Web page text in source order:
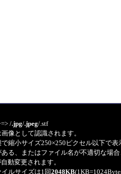
/.jpg/.jpeg/.stf
像として認識されます。
縮小サイズ250×250ピクセル以下で表
る、またはファイル名が不適切な場
変更されます。
ルサイズは1回2048KB